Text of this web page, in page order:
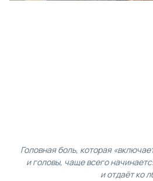
Головная боль, которая
и головы, чаще всего
и отдаёт ко